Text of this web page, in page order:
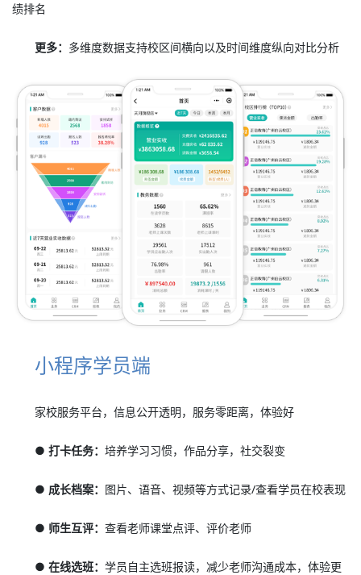
绩排名
更多： 多维度数据支持校区间横向以及时间维度纵向对比分析
小程序学员端
家校服务平台，信息公开透明，服务零距离，体验好
● 打卡任务：培养学习习惯，作品分享，社交裂变
● 成长档案： 图片、语音、视频等方式记录/查看学员在校表现
● 师生互评：查看老师课堂点评、评价老师
● 在线选班：学员自主选班报读，减少老师沟通成本，体验更